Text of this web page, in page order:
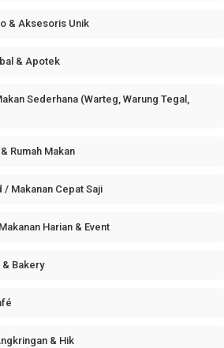
& Aksesoris Unik
& Apotek
Sederhana (Warteg, Warung Tegal,
Rumah Makan
Makanan Cepat Saji
Harian & Event
Bakery
& Hik